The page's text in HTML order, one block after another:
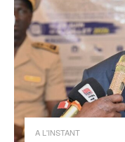
A L'INSTANT